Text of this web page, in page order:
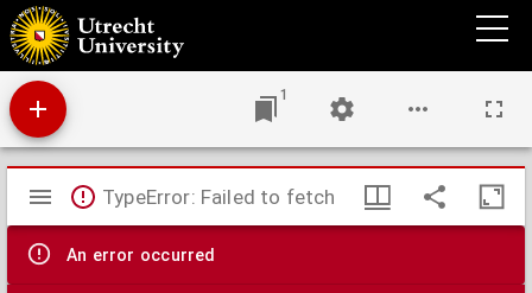
Kaart van de provincie Overijssel, tevens aanwijzende den onderlingen afstand der
gemeenten, en derzelver indeeling in regterlijke arrondissementen en kantons
1
Mirador
viewer
TypeError: Failed to fetch
An error occurred